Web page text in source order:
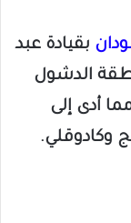
بقيادة عبد
الدشول
أدى إلى
وكادوقلي.